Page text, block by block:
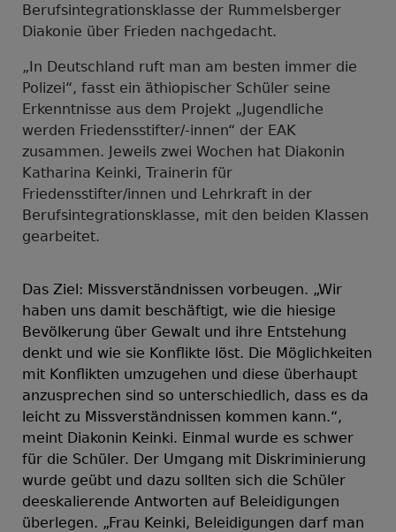
Berufsintegrationsklasse der Rummelsberger
Diakonie über Frieden nachgedacht.
„In Deutschland ruft man am besten immer die
Polizei“, fasst ein äthiopischer Schüler seine
Erkenntnisse aus dem Projekt „Jugendliche
werden Friedensstifter/-innen“ der EAK
zusammen. Jeweils zwei Wochen hat Diakonin
Katharina Keinki, Trainerin für
Friedensstifter/innen und Lehrkraft in der
Berufsintegrationsklasse, mit den beiden Klassen
gearbeitet.
Das Ziel: Missverständnissen vorbeugen. „Wir
haben uns damit beschäftigt, wie die hiesige
Bevölkerung über Gewalt und ihre Entstehung
denkt und wie sie Konflikte löst. Die Möglichkeiten
mit Konflikten umzugehen und diese überhaupt
anzusprechen sind so unterschiedlich, dass es da
leicht zu Missverständnissen kommen kann.“,
meint Diakonin Keinki. Einmal wurde es schwer
für die Schüler. Der Umgang mit Diskriminierung
wurde geübt und dazu sollten sich die Schüler
deeskalierende Antworten auf Beleidigungen
überlegen. „Frau Keinki, Beleidigungen darf man